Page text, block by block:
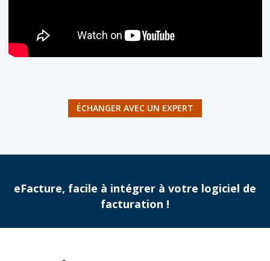
ÉCHANGER AVEC UN EXPERT
eFacture, facile à intégrer à votre logiciel de
facturation !